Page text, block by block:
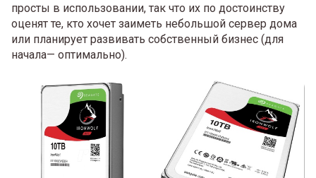
просты в использовании, так что их по достоинству
оценят те, кто хочет заиметь небольшой сервер дома
или планирует развивать собственный бизнес (для
начала— оптимально).